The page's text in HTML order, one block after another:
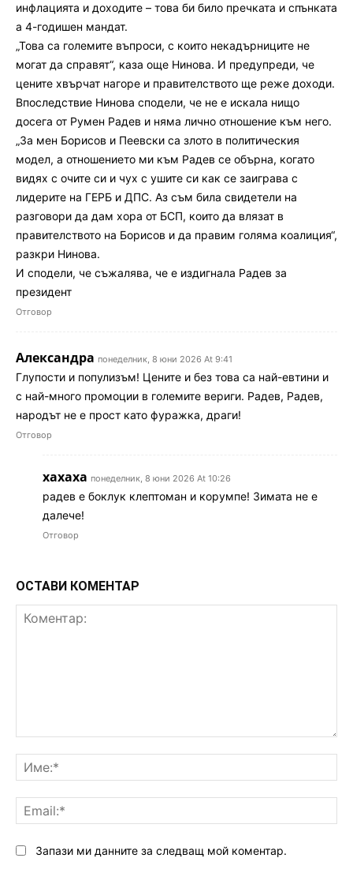
инфлацията и доходите – това би било пречката и спънката
а 4-годишен мандат.
„Това са големите въпроси, с които некадърниците не
могат да справят“, каза още Нинова. И предупреди, че
цените хвърчат нагоре и правителството ще реже доходи.
Впоследствие Нинова сподели, че не е искала нищо
досега от Румен Радев и няма лично отношение към него.
„За мен Борисов и Пеевски са злото в политическия
модел, а отношението ми към Радев се обърна, когато
видях с очите си и чух с ушите си как се заиграва с
лидерите на ГЕРБ и ДПС. Аз съм била свидетели на
разговори да дам хора от БСП, които да влязат в
правителството на Борисов и да правим голяма коалиция“,
разкри Нинова.
И сподели, че съжалява, че е издигнала Радев за
президент
Отговор
Александра понеделник, 8 юни 2026 At 9:41
Глупости и популизъм! Цените и без това са най-евтини и
с най-много промоции в големите вериги. Радев, Радев,
народът не е прост като фуражка, драги!
Отговор
хахаха понеделник, 8 юни 2026 At 10:26
радев е боклук клептоман и корумпе! Зимата не е
далече!
Отговор
ОСТАВИ КОМЕНТАР
Запази ми данните за следващ мой коментар.